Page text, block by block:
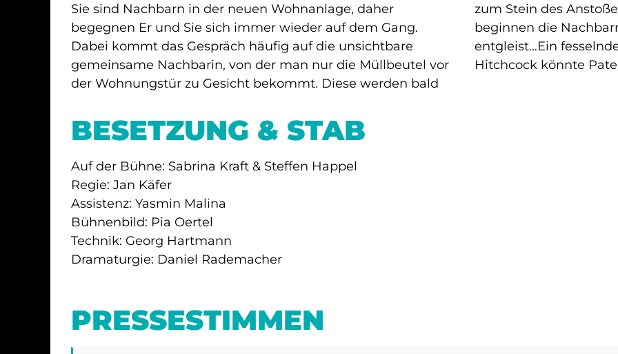
Sie sind Nachbarn in der neuen Wohnanlage, daher
begegnen Er und Sie sich immer wieder auf dem Gang.
Dabei kommt das Gespräch häufig auf die unsichtbare
gemeinsame Nachbarin, von der man nur die Müllbeutel vor
der Wohnungstür zu Gesicht bekommt. Diese werden bald
zum Stein des Anstoßes. Doch anstatt miteinander zu reden,
beginnen die Nachbarn einen Psychokrieg, der schließlich
entgleist…Ein fesselnder Krimi – jung, frech, beunruhigend –
Hitchcock könnte
BESETZUNG & STAB
Auf der Bühne: Sabrina Kraft & Steffen Happel
Regie: Jan Käfer
Assistenz: Yasmin Malina
Bühnenbild: Pia Oertel
Technik: Georg Hartmann
Dramaturgie: Daniel Rademacher
PRESSESTIMMEN